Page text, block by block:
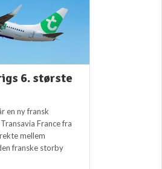
6. største
en ny fransk
France fra
mellem
franske storby